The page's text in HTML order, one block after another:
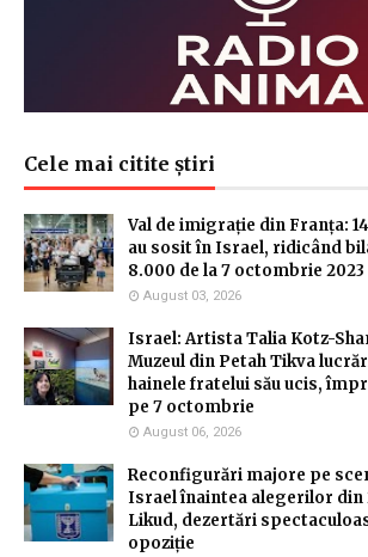
Cele mai citite știri
Val de imigrație din Franța:
au sosit în Israel, ridicând
8.000 de la 7 octombrie 2023
August 03, 2026
Israel: Artista Talia Kotz-
Muzeul din Petah Tikva
hainele fratelui său ucis,
pe 7 octombrie
August 06, 2026
Reconfigurări majore pe
Israel înaintea alegerilor din
Likud, dezertări
opoziție